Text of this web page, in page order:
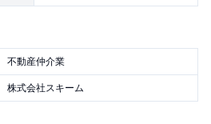
不動産仲介業
株式会社スキーム